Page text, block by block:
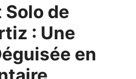
Solo de
: Une
en